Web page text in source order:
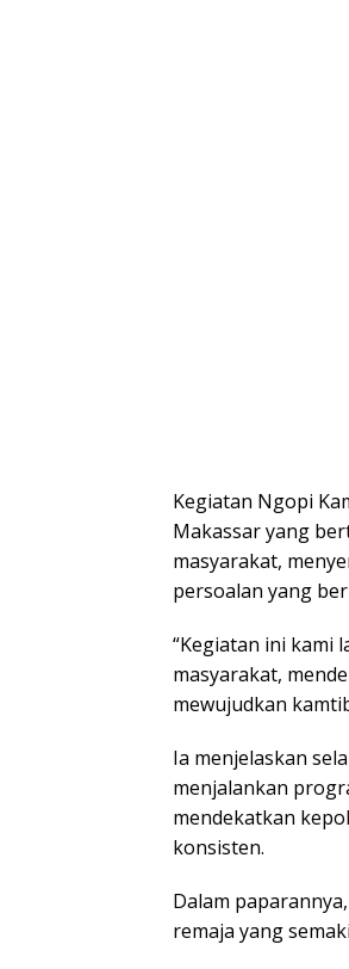
Kegiatan Ngopi
Makassar yang
masyarakat,
persoalan yang
“Kegiatan ini kami
masyarakat,
mewujudkan
Ia menjelaskan
menjalankan
mendekatkan
konsisten.
Dalam
remaja yang